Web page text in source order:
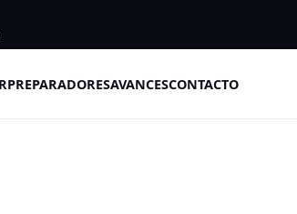
PREPARADORESAVANCESCONTACTO